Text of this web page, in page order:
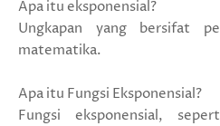
Apa itu eksponensial?
Ungkapan yang bersifat
matematika.
Apa itu Fungsi Eksponensial?
Fungsi eksponensial,